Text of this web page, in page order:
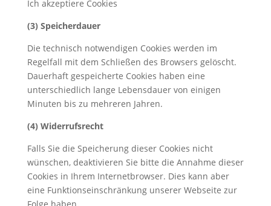
Ich akzeptiere Cookies
(3) Speicherdauer
Die technisch notwendigen Cookies werden im
Regelfall mit dem Schließen des Browsers gelöscht.
Dauerhaft gespeicherte Cookies haben eine
unterschiedlich lange Lebensdauer von einigen
Minuten bis zu mehreren Jahren.
(4) Widerrufsrecht
Falls Sie die Speicherung dieser Cookies nicht
wünschen, deaktivieren Sie bitte die Annahme dieser
Cookies in Ihrem Internetbrowser. Dies kann aber
eine Funktionseinschränkung unserer Webseite zur